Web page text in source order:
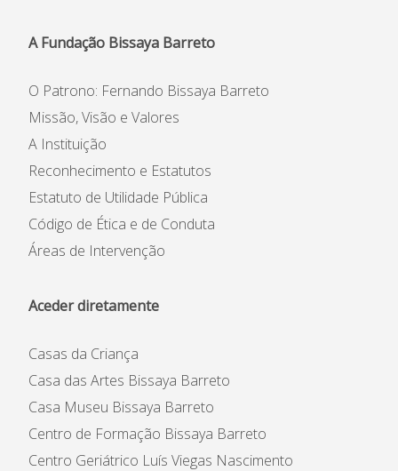
A Fundação Bissaya Barreto
O Patrono: Fernando Bissaya Barreto
Missão, Visão e Valores
A Instituição
Reconhecimento e Estatutos
Estatuto de Utilidade Pública
Código de Ética e de Conduta
Áreas de Intervenção
Aceder diretamente
Casas da Criança
Casa das Artes Bissaya Barreto
Casa Museu Bissaya Barreto
Centro de Formação Bissaya Barreto
Centro Geriátrico Luís Viegas Nascimento